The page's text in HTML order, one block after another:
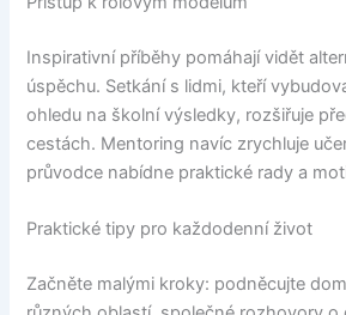
Inspirativní příběhy pomáhají vidět
úspěchu. Setkání s lidmi, kteří
ohledu na školní výsledky, rozšiřuje
cestách. Mentoring navíc zrychluje
průvodce nabídne praktické rady a
Praktické tipy pro každodenní život
Začněte malými kroky: podněcujte